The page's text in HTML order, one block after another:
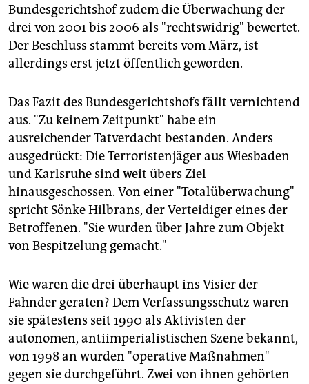
Bundesgerichtshof zudem die Überwachung der
drei von 2001 bis 2006 als "rechtswidrig" bewertet.
Der Beschluss stammt bereits vom März, ist
allerdings erst jetzt öffentlich geworden.
Das Fazit des Bundesgerichtshofs fällt vernichtend
aus. "Zu keinem Zeitpunkt" habe ein
ausreichender Tatverdacht bestanden. Anders
ausgedrückt: Die Terroristenjäger aus Wiesbaden
und Karlsruhe sind weit übers Ziel
hinausgeschossen. Von einer "Totalüberwachung"
spricht Sönke Hilbrans, der Verteidiger eines der
Betroffenen. "Sie wurden über Jahre zum Objekt
von Bespitzelung gemacht."
Wie waren die drei überhaupt ins Visier der
Fahnder geraten? Dem Verfassungsschutz waren
sie spätestens seit 1990 als Aktivisten der
autonomen, antiimperialistischen Szene bekannt,
von 1998 an wurden "operative Maßnahmen"
gegen sie durchgeführt. Zwei von ihnen gehörten